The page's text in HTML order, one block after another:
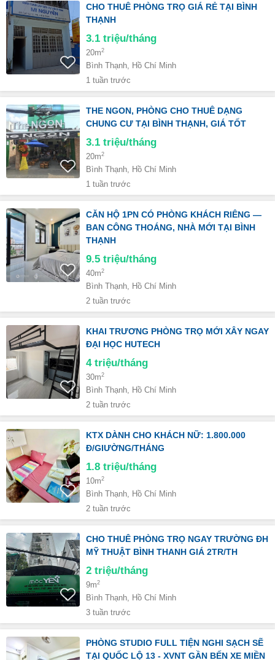
CHO THUÊ PHÒNG TRỌ GIÁ RẺ TẠI BÌNH
THẠNH
3.1 triệu/tháng
20m2
Bình Thạnh, Hồ Chí Minh
1 tuần trước
THE NGON, PHÒNG CHO THUÊ DẠNG
CHUNG CƯ TẠI BÌNH THẠNH, GIÁ TỐT
3.1 triệu/tháng
20m2
Bình Thạnh, Hồ Chí Minh
1 tuần trước
CĂN HỘ 1PN CÓ PHÒNG KHÁCH RIÊNG —
BAN CÔNG THOÁNG, NHÀ MỚI TẠI BÌNH
THẠNH
9.5 triệu/tháng
40m2
Bình Thạnh, Hồ Chí Minh
2 tuần trước
KHAI TRƯƠNG PHÒNG TRỌ MỚI XÂY NGAY
ĐẠI HỌC HUTECH
4 triệu/tháng
30m2
Bình Thạnh, Hồ Chí Minh
2 tuần trước
KTX DÀNH CHO KHÁCH NỮ: 1.800.000
Đ/GIƯỜNG/THÁNG
1.8 triệu/tháng
10m2
Bình Thạnh, Hồ Chí Minh
2 tuần trước
CHO THUÊ PHÒNG TRỌ NGAY TRƯỜNG ĐH
MỸ THUẬT BÌNH THANH GIÁ 2TR/TH
2 triệu/tháng
9m2
Bình Thạnh, Hồ Chí Minh
3 tuần trước
PHÒNG STUDIO FULL TIỆN NGHI SẠCH SẼ
TẠI QUỐC LỘ 13 - XVNT GẦN BẾN XE MIỀN